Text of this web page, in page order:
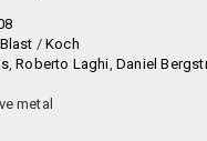
/Koch
,Roberto Laghi,Daniel
metal